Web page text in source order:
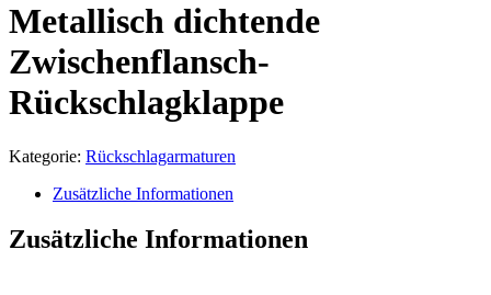
Metallisch dichtende
Zwischenflansch-
Rückschlagklappe
Kategorie: Rückschlagarmaturen
Zusätzliche Informationen
Zusätzliche Informationen